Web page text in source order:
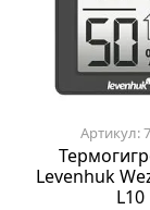
Артикул:
Levenhuk
L10